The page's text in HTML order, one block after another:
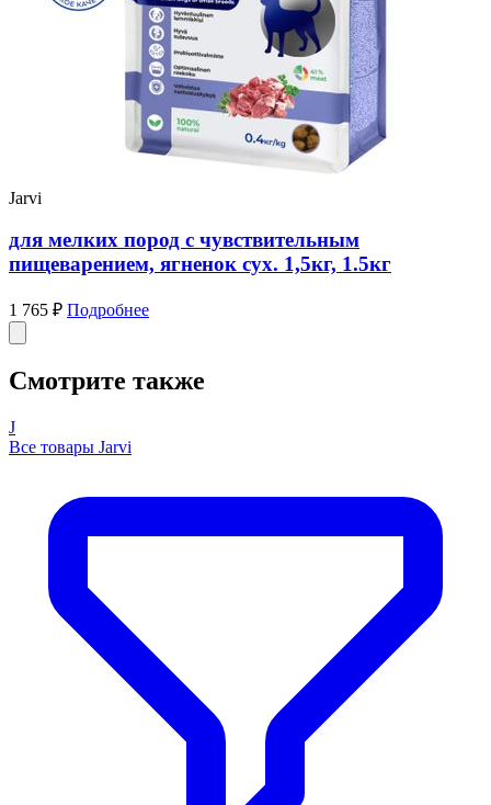
Jarvi
для мелких пород с чувствительным
пищеварением, ягненок сух. 1,5кг, 1.5кг
1 765 ₽ Подробнее
Смотрите также
J
Все товары Jarvi